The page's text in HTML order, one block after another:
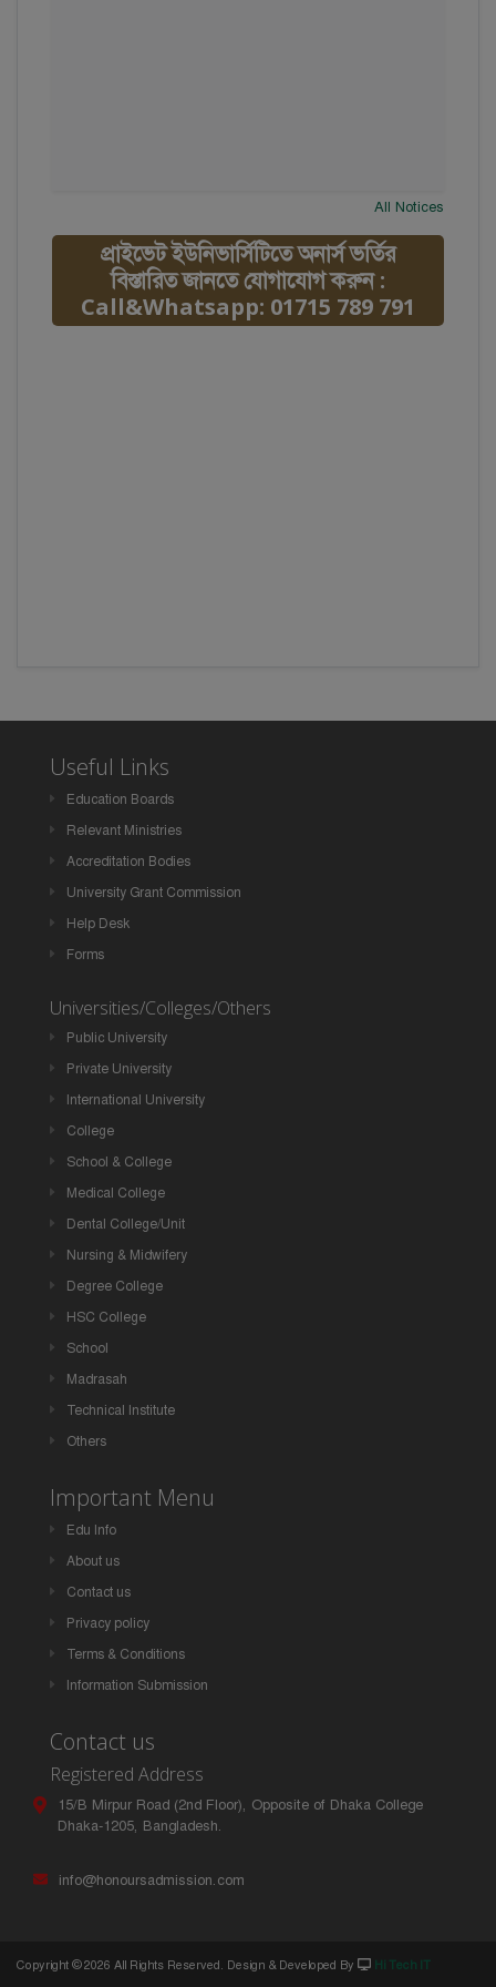
All Notices
প্রাইভেট ইউনিভার্সিটিতে অনার্স ভর্তির
বিস্তারিত জানতে যোগাযোগ করুন :
Call&Whatsapp: 01715 789 791
Useful Links
Education Boards
Relevant Ministries
Accreditation Bodies
University Grant Commission
Help Desk
Forms
Universities/Colleges/Others
Public University
Private University
International University
College
School & College
Medical College
Dental College/Unit
Nursing & Midwifery
Degree College
HSC College
School
Madrasah
Technical Institute
Others
Important Menu
Edu Info
About us
Contact us
Privacy policy
Terms & Conditions
Information Submission
Contact us
Registered Address
15/B Mirpur Road (2nd Floor), Opposite of Dhaka College
Dhaka-1205, Bangladesh.
info@honoursadmission.com
Copyright ©2026 All Rights Reserved. Design & Developed By Hi Tech IT